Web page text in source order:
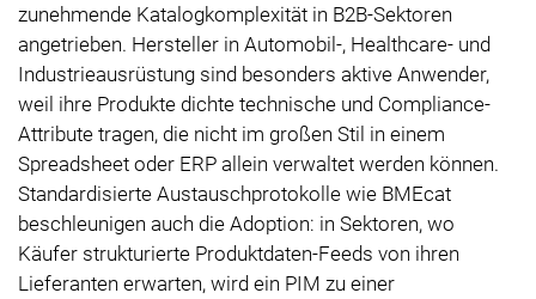
zunehmende Katalogkomplexität in B2B-Sektoren
angetrieben. Hersteller in Automobil-, Healthcare- und
Industrieausrüstung sind besonders aktive Anwender,
weil ihre Produkte dichte technische und Compliance-
Attribute tragen, die nicht im großen Stil in einem
Spreadsheet oder ERP allein verwaltet werden können.
Standardisierte Austauschprotokolle wie BMEcat
beschleunigen auch die Adoption: in Sektoren, wo
Käufer strukturierte Produktdaten-Feeds von ihren
Lieferanten erwarten, wird ein PIM zu einer